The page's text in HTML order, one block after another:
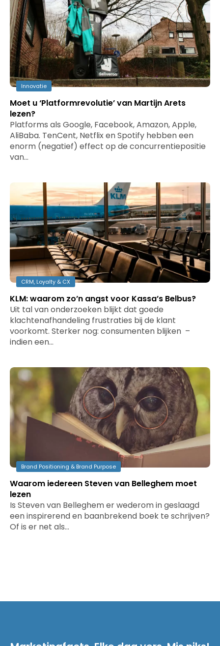
Innovatie
Moet u ‘Platformrevolutie’ van Martijn Arets
lezen?
Platforms als Google, Facebook, Amazon, Apple,
AliBaba. TenCent, Netflix en Spotify hebben een
enorm (negatief) effect op de concurrentiepositie
van…
CRM, Loyalty & CX
KLM: waarom zo’n angst voor Kassa’s Belbus?
Uit tal van onderzoeken blijkt dat goede
klachtenafhandeling frustraties bij de klant
voorkomt. Sterker nog: consumenten blijken –
indien een…
Brand Positioning & Brand Purpose
Waarom iedereen Steven van Belleghem moet
lezen
Is Steven van Belleghem er wederom in geslaagd
een inspirerend en baanbrekend boek te schrijven?
Of is er net als…